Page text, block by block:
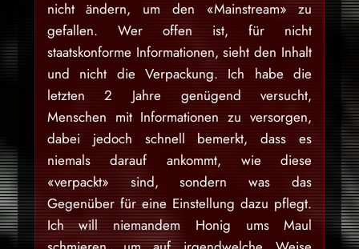
nicht ändern, um den «Mainstream» zu
gefallen. Wer offen ist, für nicht
staatskonforme Informationen, sieht den Inhalt
und nicht die Verpackung. Ich habe die
letzten 2 Jahre genügend versucht,
Menschen mit Informationen zu versorgen,
dabei jedoch schnell bemerkt, dass es
niemals darauf ankommt, wie diese
«verpackt» sind, sondern was das
Gegenüber für eine Einstellung dazu pflegt.
Ich will niemandem Honig ums Maul